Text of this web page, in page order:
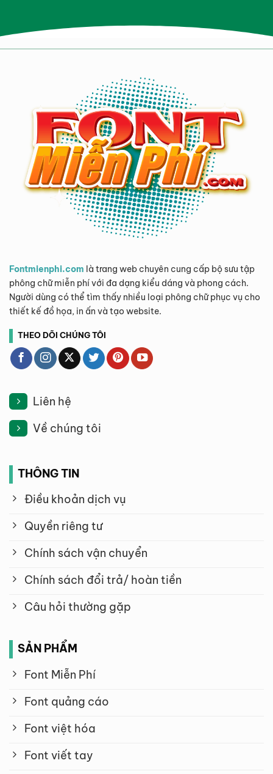
Fontmienphi.com là trang web chuyên cung cấp bộ sưu tập
phông chữ miễn phí với đa dạng kiểu dáng và phong cách.
Người dùng có thể tìm thấy nhiều loại phông chữ phục vụ cho
thiết kế đồ họa, in ấn và tạo website.
THEO DÕI CHÚNG TÔI
Liên hệ
Về chúng tôi
THÔNG TIN
Điều khoản dịch vụ
Quyền riêng tư
Chính sách vận chuyển
Chính sách đổi trả/ hoàn tiền
Câu hỏi thường gặp
SẢN PHẨM
Font Miễn Phí
Font quảng cáo
Font việt hóa
Font viết tay